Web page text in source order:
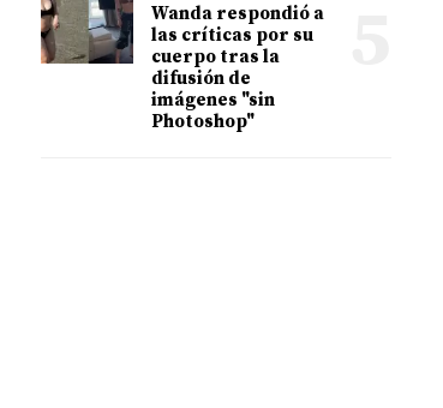
Wanda respondió a
las críticas por su
cuerpo tras la
difusión de
imágenes "sin
Photoshop"